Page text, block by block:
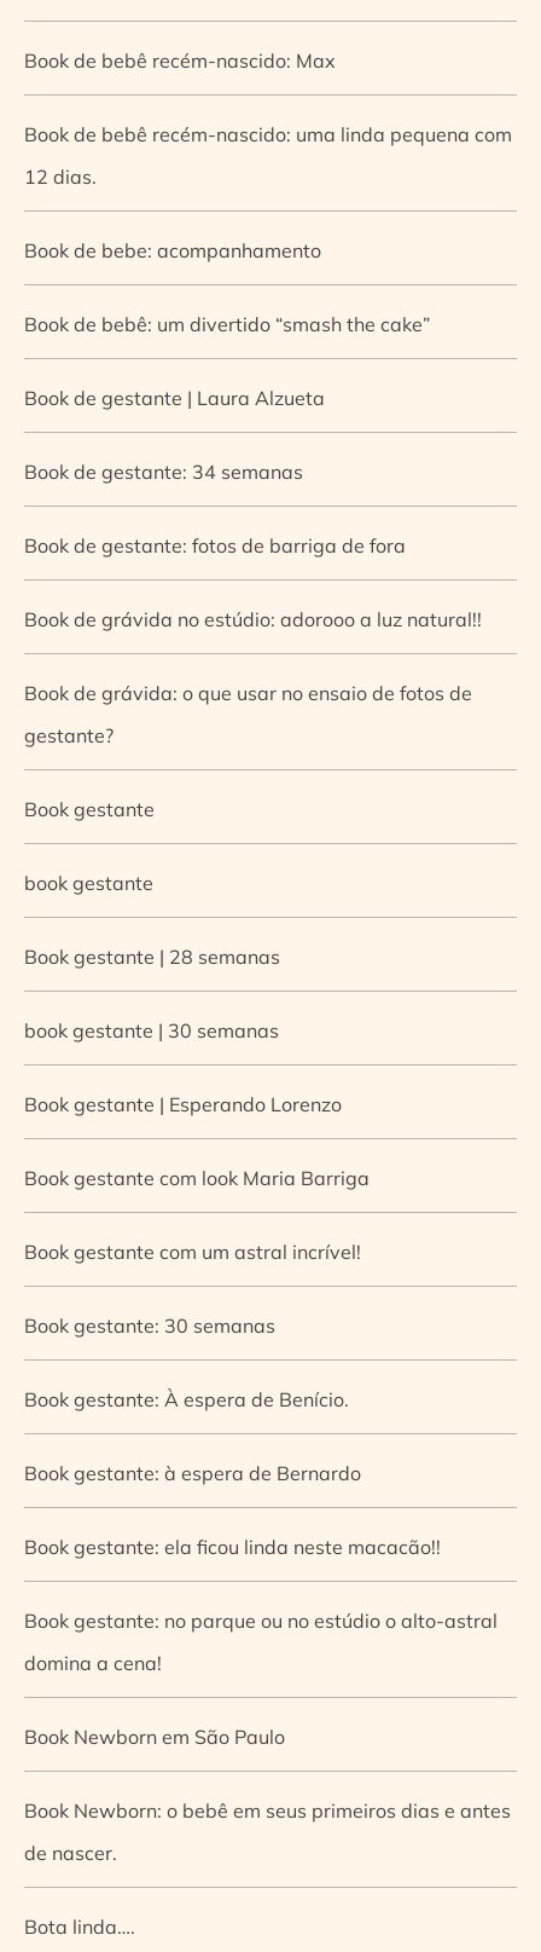
Book de bebê recém-nascido: Max
Book de bebê recém-nascido: uma linda pequena com
12 dias.
Book de bebe: acompanhamento
Book de bebê: um divertido “smash the cake”
Book de gestante | Laura Alzueta
Book de gestante: 34 semanas
Book de gestante: fotos de barriga de fora
Book de grávida no estúdio: adorooo a luz natural!!
Book de grávida: o que usar no ensaio de fotos de
gestante?
Book gestante
book gestante
Book gestante | 28 semanas
book gestante | 30 semanas
Book gestante | Esperando Lorenzo
Book gestante com look Maria Barriga
Book gestante com um astral incrível!
Book gestante: 30 semanas
Book gestante: À espera de Benício.
Book gestante: à espera de Bernardo
Book gestante: ela ficou linda neste macacão!!
Book gestante: no parque ou no estúdio o alto-astral
domina a cena!
Book Newborn em São Paulo
Book Newborn: o bebê em seus primeiros dias e antes
de nascer.
Bota linda….